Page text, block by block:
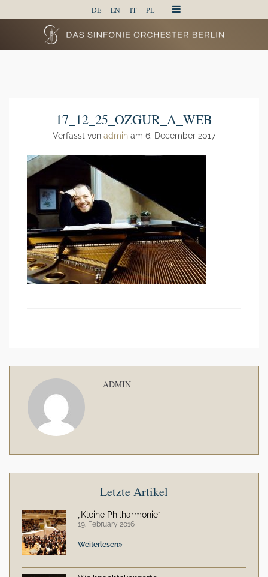
DE EN IT PL
17_12_25_OZGUR_A_WEB
Verfasst von admin am 6. December 2017
ADMIN
Letzte Artikel
„Kleine Philharmonie“
19. February 2016
Weiterlesen